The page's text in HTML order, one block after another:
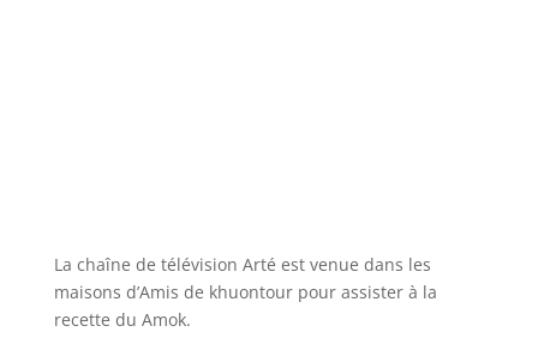
La chaîne de télévision Arté est venue dans les
maisons d’Amis de khuontour pour assister à la
recette du Amok.